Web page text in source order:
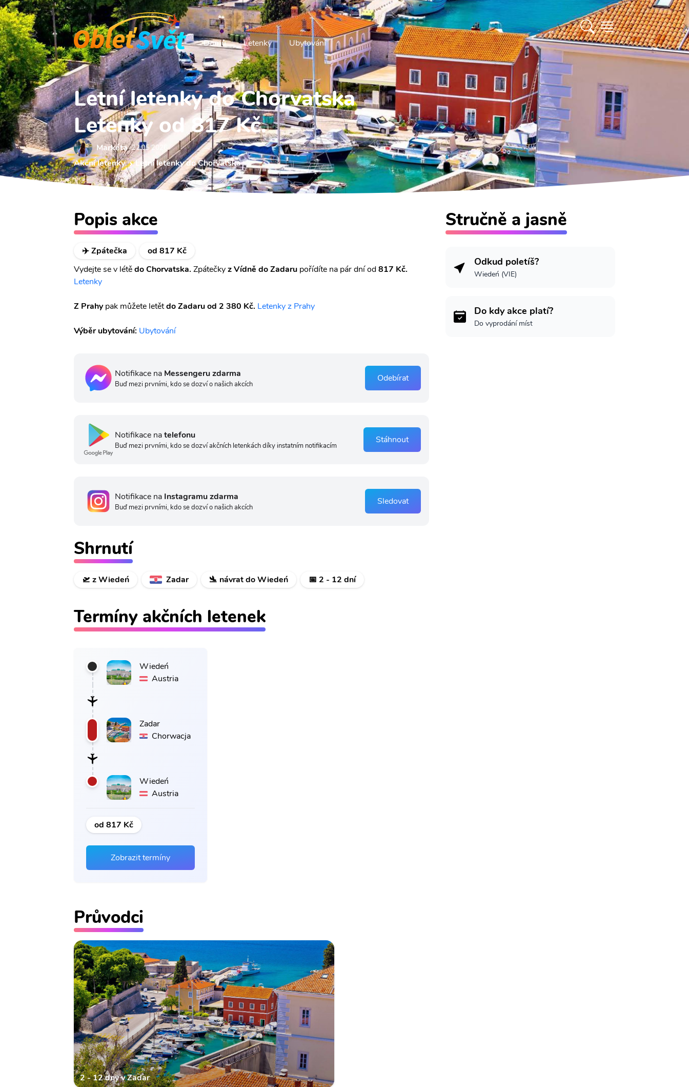
Domů Letenky Ubytování
Letní letenky do Chorvatska
Letenky od 817 Kč.
Markéta 22.05 2026
Akční letenky Letní letenky do Chorvatska
Popis akce
✈️ Zpátečka
od 817 Kč
Vydejte se v létědo Chorvatska. Zpátečkyz Vídně do Zadaru pořídíte na pár dní od817 Kč.
Letenky
Z Prahypak můžete letětdo Zadaruod 2 380 Kč. Letenky z Prahy
Výběr ubytování: Ubytování
Notifikace na Messengeru zdarma
Buď mezi prvními, kdo se dozví o našich akcích
Odebírat
Notifikace natelefonu
Buď mezi prvními, kdo se dozví akčních letenkách díky instatním notifikacím
Stáhnout
Notifikace na Instagramu zdarma
Buď mezi prvními, kdo se dozví o našich akcích
Sledovat
Shrnutí
🛫 z Wiedeń Zadar 🛬 návrat do Wiedeń 📅 2 - 12 dní
Stručně a jasně
Odkud poletíš?
Wiedeń (VIE)
Do kdy akce platí?
Do vyprodání míst
Termíny akčních letenek
Wiedeń
Austria
Zadar
Chorwacja
Wiedeń
Austria
od 817 Kč
Zobrazit termíny
Průvodci
2 - 12 dny v Zadar